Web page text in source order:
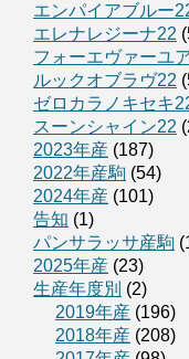
エンパイアブルー
エレナレジーナ22
フォーエヴァーユ
ルックオブラヴ22
ゼロカラノキセキ
スーンシャイン22
2023年産 (187)
2022年産駒 (54)
2024年産 (101)
告知 (1)
パンサラッサ産駒
2025年産 (23)
生産年度別 (2)
2019年産 (196)
2018年産 (208)